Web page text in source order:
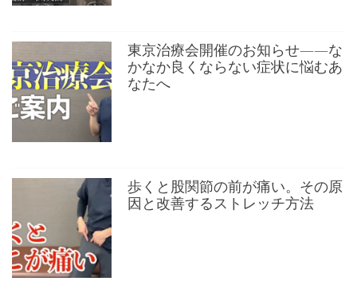
東京治療会開催のお知らせ——な
かなか良くならない症状に悩むあ
なたへ
歩くと股関節の前が痛い。その原
因と改善するストレッチ方法